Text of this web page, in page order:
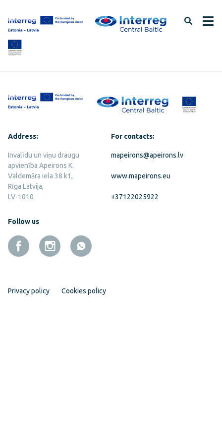
page
content
Address:
Invalīdu un viņu draugu
apvienība Apeirons K.
Valdemāra iela 38 k1,
Rīga Latvija,
LV-1010
For contacts:
mapeirons@apeirons.lv
www.mapeirons.eu
+37122025922
Follow us
Privacy policy Cookies policy